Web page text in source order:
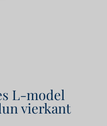
L-model
vierkant